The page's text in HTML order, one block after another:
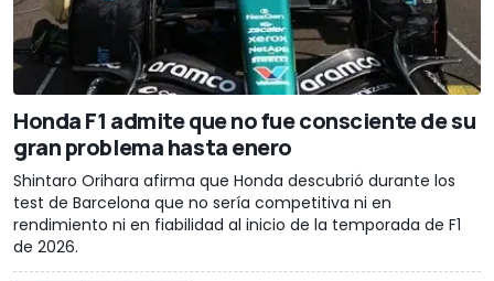
Honda F1 admite que no fue consciente de su
gran problema hasta enero
Shintaro Orihara afirma que Honda descubrió durante los
test de Barcelona que no sería competitiva ni en
rendimiento ni en fiabilidad al inicio de la temporada de F1
de 2026.